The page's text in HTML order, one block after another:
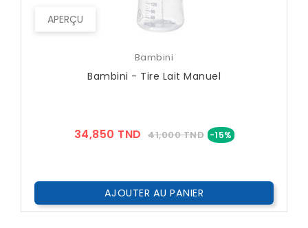
APERÇU
Bambini
Bambini - Tire Lait Manuel
34,850 TND Prix
41,000 TND -15% Prix
AJOUTER AU PANIER